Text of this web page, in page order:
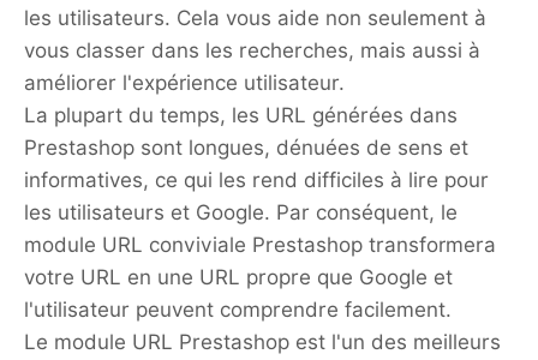
les utilisateurs. Cela vous aide non seulement à
vous classer dans les recherches, mais aussi à
améliorer l'expérience utilisateur.
La plupart du temps, les URL générées dans
Prestashop sont longues, dénuées de sens et
informatives, ce qui les rend difficiles à lire pour
les utilisateurs et Google. Par conséquent, le
module URL conviviale Prestashop transformera
votre URL en une URL propre que Google et
l'utilisateur peuvent comprendre facilement.
Le module URL Prestashop est l'un des meilleurs